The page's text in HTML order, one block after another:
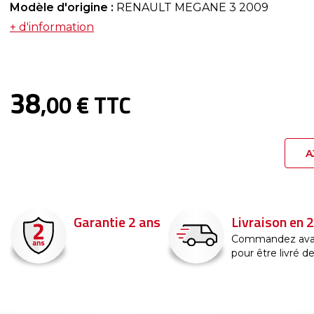
Modèle d'origine : RENAULT MEGANE 3 2009
+ d'information
38,00 € TTC
Garantie 2 ans Livraison en
Commandez
pour être livré